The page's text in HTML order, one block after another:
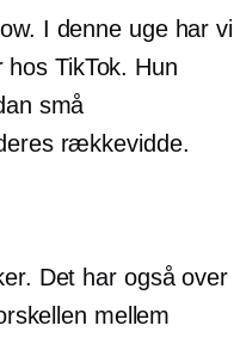
I denne uge har vi
TikTok. Hun
små
rækkevidde.
Det har også over
mellem